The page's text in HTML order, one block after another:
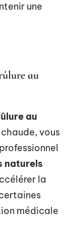
une
au
au
vous
naturels
la
médicale